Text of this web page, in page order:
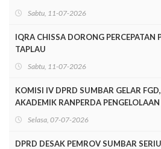
Sabtu, 11-07-2026
IQRA CHISSA DORONG PERCEPATAN
TAPLAU
Sabtu, 11-07-2026
KOMISI IV DPRD SUMBAR GELAR
AKADEMIK RANPERDA
Selasa, 07-07-2026
DPRD DESAK PEMROV SUMBAR